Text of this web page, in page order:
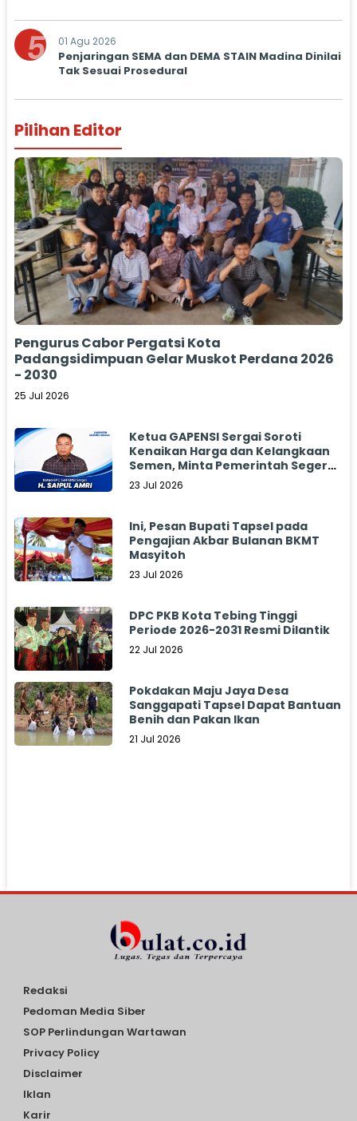
5 01 Agu 2026
Penjaringan SEMA dan DEMA STAIN Madina Dinilai
Tak Sesuai Prosedural
Pilihan Editor
Pengurus Cabor Pergatsi Kota
Padangsidimpuan Gelar Muskot Perdana 2026
- 2030
25 Jul 2026
Ketua GAPENSI Sergai Soroti
Kenaikan Harga dan Kelangkaan
Semen, Minta Pemerintah Segera
Bertindak
23 Jul 2026
Ini, Pesan Bupati Tapsel pada
Pengajian Akbar Bulanan BKMT
Masyitoh
23 Jul 2026
DPC PKB Kota Tebing Tinggi
Periode 2026-2031 Resmi Dilantik
22 Jul 2026
Pokdakan Maju Jaya Desa
Sanggapati Tapsel Dapat Bantuan
Benih dan Pakan Ikan
21 Jul 2026
Redaksi
Pedoman Media Siber
SOP Perlindungan Wartawan
Privacy Policy
Disclaimer
Iklan
Karir